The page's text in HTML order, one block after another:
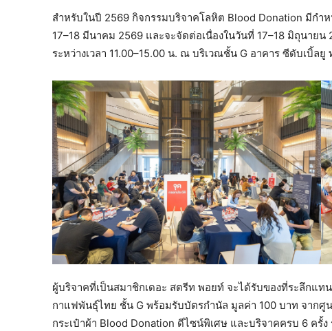
สำหรับในปี 2569 กิจกรรมบริจาคโลหิต Blood Donation มีก
17–18 มีนาคม 2569 และจะจัดต่อเนื่องในวันที่ 17–18 มิถุนาย
ระหว่างเวลา 11.00–15.00 น. ณ บริเวณชั้น G อาคาร ซีดับเบิ้ลยู
ผู้บริจาคที่เป็นสมาชิกเดอะ สตรีท พอยท์ จะได้รับของที่ระลึกแ
กาแฟพันธุ์ไทย ชั้น G พร้อมรับบัตรกำนัล มูลค่า 100 บาท จากศู
กระเป๋าผ้า Blood Donation ดีไซน์พิเศษ และบริจาคครบ 6 ครั้